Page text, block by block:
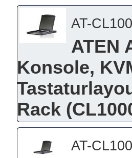
AT-
ATEN
Konsole,
Rack
AT-